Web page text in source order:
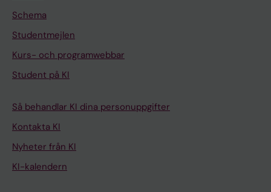
Schema
Studentmejlen
Kurs- och programwebbar
Student på KI
Så behandlar KI dina personuppgifter
Kontakta KI
Nyheter från KI
KI-kalendern